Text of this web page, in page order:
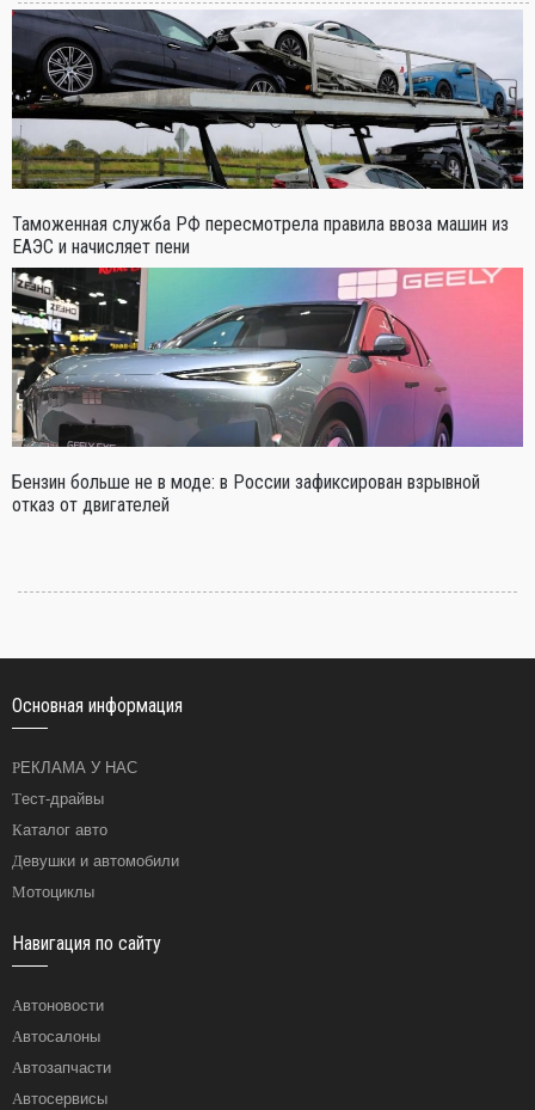
Таможенная служба РФ пересмотрела правила ввоза машин из
ЕАЭС и начисляет пени
Бензин больше не в моде: в России зафиксирован взрывной
отказ от двигателей
Основная информация
РЕКЛАМА У НАС
Тест-драйвы
Каталог авто
Девушки и автомобили
Мотоциклы
Навигация по сайту
Автоновости
Автосалоны
Автозапчасти
Автосервисы